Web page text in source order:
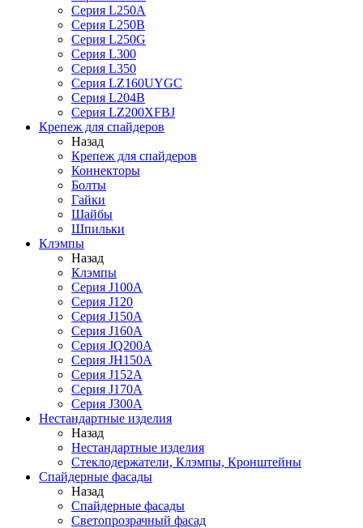
Серия L250A
Серия L250B
Серия L250G
Серия L300
Серия L350
Серия LZ160UYGC
Серия L204B
Серия LZ200XFBJ
Крепеж для спайдеров
Назад
Крепеж для спайдеров
Коннекторы
Болты
Гайки
Шайбы
Шпильки
Клэмпы
Назад
Клэмпы
Серия J100A
Серия J120
Серия J150A
Серия J160A
Серия JQ200A
Серия JH150A
Серия J152A
Серия J170A
Серия J300A
Нестандартные изделия
Назад
Нестандартные изделия
Стеклодержатели, Клэмпы, Кронштейны
Спайдерные фасады
Назад
Спайдерные фасады
Светопрозрачный фасад